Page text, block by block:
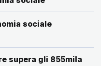
sociale
supera gli 855mila